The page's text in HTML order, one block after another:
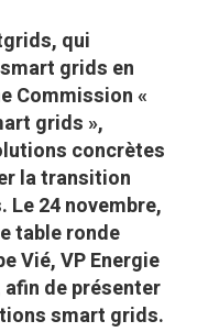
qui
grids en
Commission «
grids »,
concrètes
la transition
24 novembre,
table ronde
Vié, VP Energie
de présenter
smart grids.